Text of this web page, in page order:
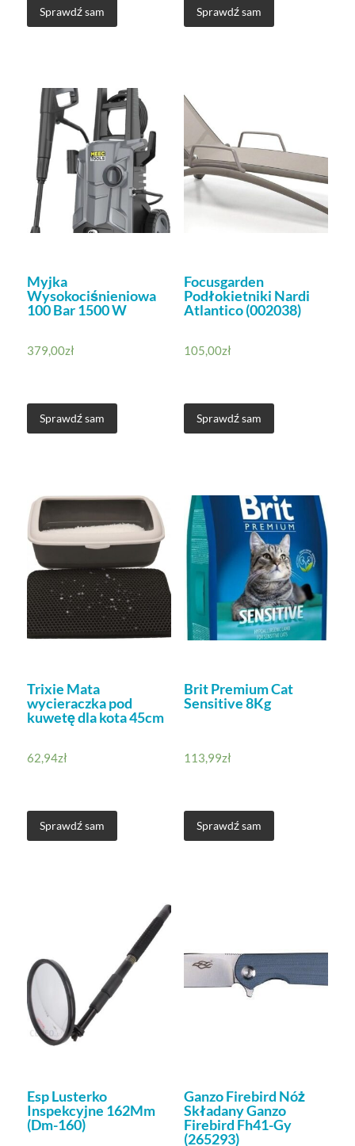
Sprawdź sam Sprawdź sam
Myjka
Wysokociśnieniowa
100 Bar 1500 W
379,00zł
Sprawdź sam
Focusgarden
Podłokietniki Nardi
Atlantico (002038)
105,00zł
Sprawdź sam
Trixie Mata
wycieraczka pod
kuwetę dla kota 45cm
62,94zł
Sprawdź sam
Brit Premium Cat
Sensitive 8Kg
113,99zł
Sprawdź sam
Esp Lusterko
Inspekcyjne 162Mm
(Dm-160)
Ganzo Firebird Nóż
Składany Ganzo
Firebird Fh41-Gy
(265293)